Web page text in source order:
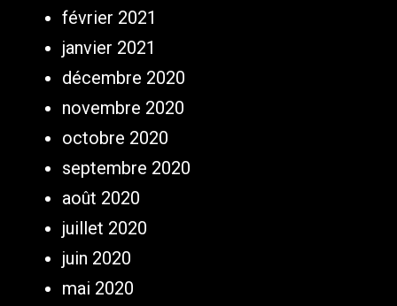
février 2021
janvier 2021
décembre 2020
novembre 2020
octobre 2020
septembre 2020
août 2020
juillet 2020
juin 2020
mai 2020